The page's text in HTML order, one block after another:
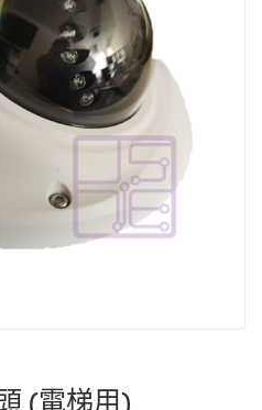
(電梯用)